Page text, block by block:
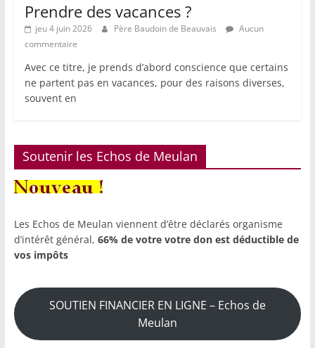
Prendre des vacances ?
jeu 4 juin 2026 Père Baudoin de Beauvais
Aucun
commentaire
Avec ce titre, je prends d’abord conscience que certains
ne partent pas en vacances, pour des raisons diverses,
souvent en
Soutenir les Echos de Meulan
Les Echos de Meulan viennent d’être déclarés organisme
d’intérêt général, 66% de votre votre don est déductible de
vos impôts
SOUTIEN FINANCIER EN LIGNE – Echos de
Meulan